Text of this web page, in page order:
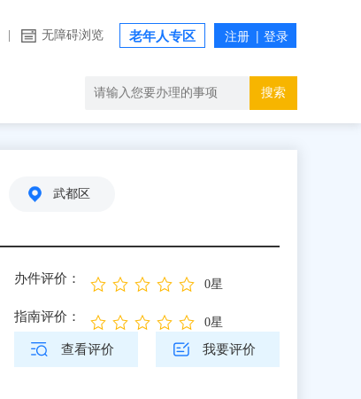
无障碍浏览 老年人专区
搜索
武都区
办件评价： 0星
指南评价： 0星
查看评价 我要评价